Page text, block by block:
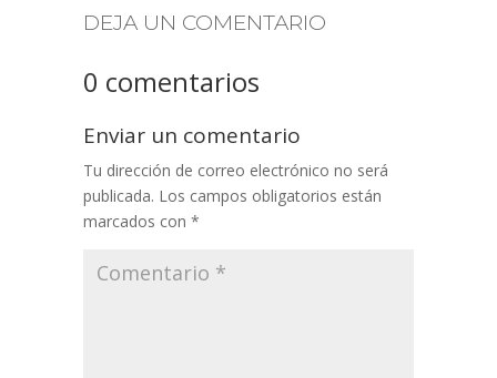
DEJA UN COMENTARIO
0 comentarios
Enviar un comentario
Tu dirección de correo electrónico no será
publicada. Los campos obligatorios están
marcados con *